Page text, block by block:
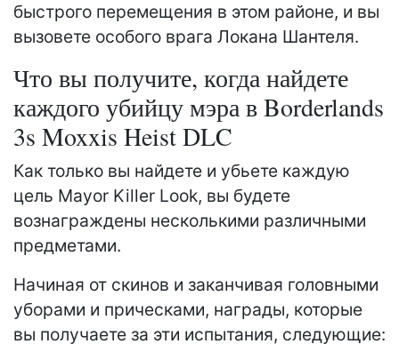
быстрого перемещения в этом районе, и вы
вызовете особого врага Локана Шантеля.
Что вы получите, когда найдете
каждого убийцу мэра в Borderlands
3s Moxxis Heist DLC
Как только вы найдете и убьете каждую
цель Mayor Killer Look, вы будете
вознаграждены несколькими различными
предметами.
Начиная от скинов и заканчивая головными
уборами и прическами, награды, которые
вы получаете за эти испытания, следующие: